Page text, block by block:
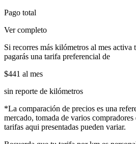
Pago total
Ver completo
Si recorres más kilómetros al mes activa
pagarás una tarifa preferencial de
$441 al mes
sin reporte de kilómetros
*La comparación de precios es una
mercado, tomada de varios
tarifas aqui presentadas pueden variar.